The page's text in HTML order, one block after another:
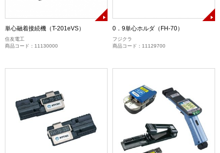
単心融着接続機（T-201eVS）
住友電工
商品コード：11130000
0．9単心ホルダ（FH-70）
フジクラ
商品コード：11129700